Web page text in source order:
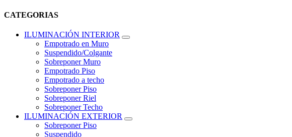
CATEGORIAS
ILUMINACIÓN INTERIOR
Empotrado en Muro
Suspendido/Colgante
Sobreponer Muro
Empotrado Piso
Empotrado a techo
Sobreponer Piso
Sobreponer Riel
Sobreponer Techo
ILUMINACIÓN EXTERIOR
Sobreponer Piso
Suspendido